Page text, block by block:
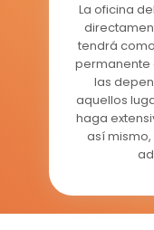
La oficina
tendrá
permanente
las
aquellos
haga
así